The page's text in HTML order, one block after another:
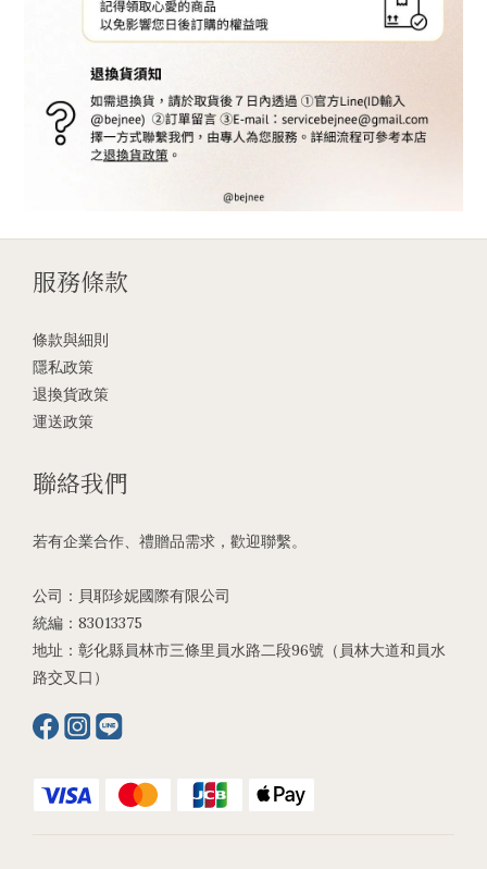
服務條款
條款與細則
隱私政策
退換貨政策
運送政策
聯絡我們
若有企業合作、禮贈品需求，歡迎聯繫。
公司：貝耶珍妮國際有限公司
統編：83013375
地址：彰化縣員林市三條里員水路二段96號（員林大道和員水
路交叉口）